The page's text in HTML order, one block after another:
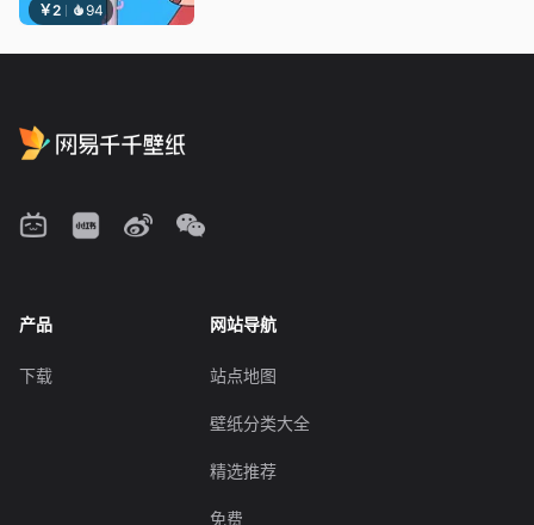
￥2 94
产品
下载
网站导航
站点地图
壁纸分类大全
精选推荐
免费